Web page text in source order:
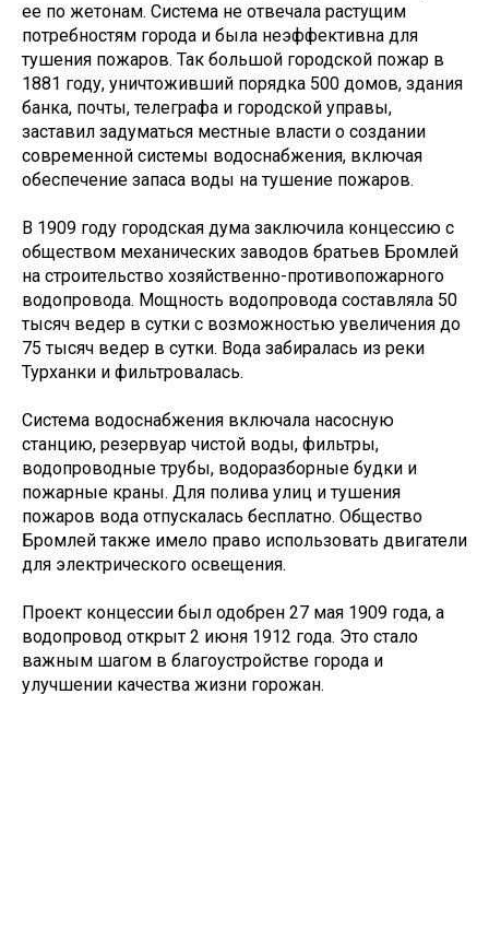
ее по жетонам. Система не отвечала растущим
потребностям города и была неэффективна для
тушения пожаров. Так большой городской пожар в
1881 году, уничтоживший порядка 500 домов, здания
банка, почты, телеграфа и городской управы,
заставил задуматься местные власти о создании
современной системы водоснабжения, включая
обеспечение запаса воды на тушение пожаров.
В 1909 году городская дума заключила концессию с
обществом механических заводов братьев Бромлей
на строительство хозяйственно-противопожарного
водопровода. Мощность водопровода составляла 50
тысяч ведер в сутки с возможностью увеличения до
75 тысяч ведер в сутки. Вода забиралась из реки
Турханки и фильтровалась.
Система водоснабжения включала насосную
станцию, резервуар чистой воды, фильтры,
водопроводные трубы, водоразборные будки и
пожарные краны. Для полива улиц и тушения
пожаров вода отпускалась бесплатно. Общество
Бромлей также имело право использовать двигатели
для электрического освещения.
Проект концессии был одобрен 27 мая 1909 года, а
водопровод открыт 2 июня 1912 года. Это стало
важным шагом в благоустройстве города и
улучшении качества жизни горожан.